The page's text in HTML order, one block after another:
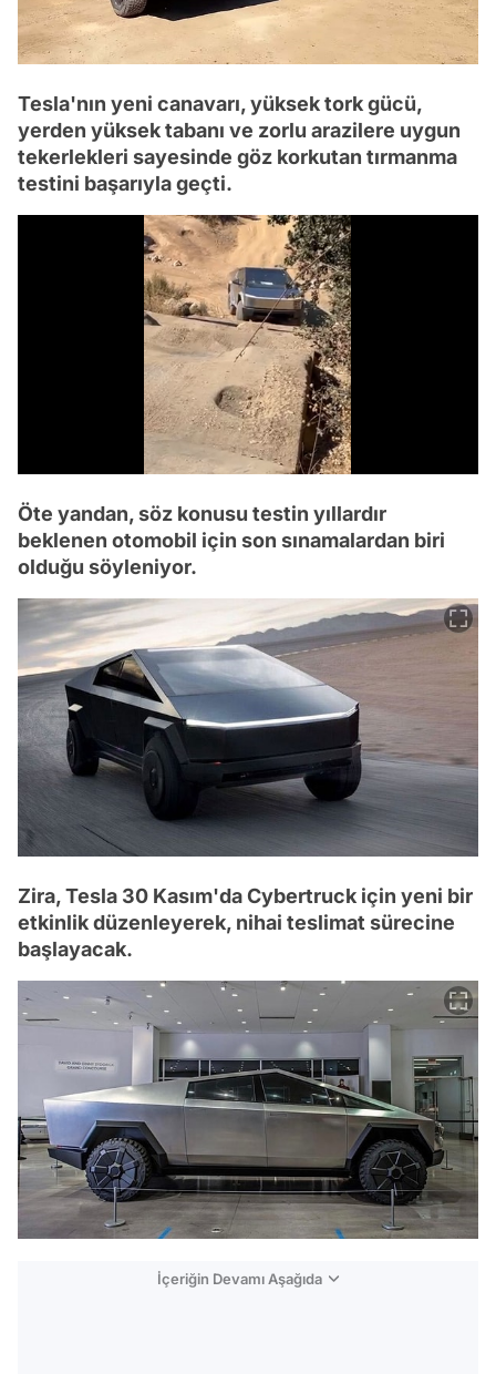
Tesla'nın yeni canavarı, yüksek tork gücü,
yerden yüksek tabanı ve zorlu arazilere uygun
tekerlekleri sayesinde göz korkutan tırmanma
testini başarıyla geçti.
Öte yandan, söz konusu testin yıllardır
beklenen otomobil için son sınamalardan biri
olduğu söyleniyor.
Zira, Tesla 30 Kasım'da Cybertruck için yeni bir
etkinlik düzenleyerek, nihai teslimat sürecine
başlayacak.
İçeriğin Devamı Aşağıda